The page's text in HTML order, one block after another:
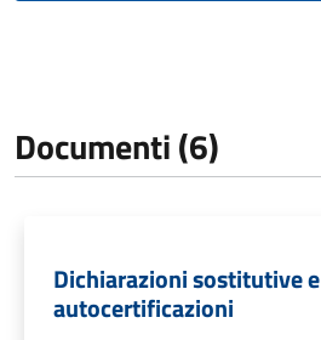
Documenti (6)
Dichiarazioni sostitutive e
autocertificazioni